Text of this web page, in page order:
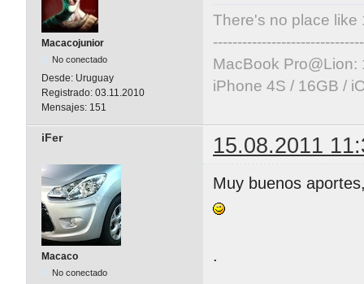
Macacojunior
No conectado
Desde: Uruguay
Registrado: 03.11.2010
Mensajes: 151
There's no place like
MacBook Pro@Lion:
iPhone 4S / 16GB /
iFer 15.08.2011
Macaco
No conectado
Muy buenos
.